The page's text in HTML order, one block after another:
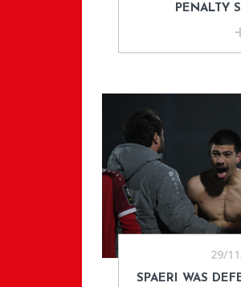
PENALTY
29/
SPAERI WAS